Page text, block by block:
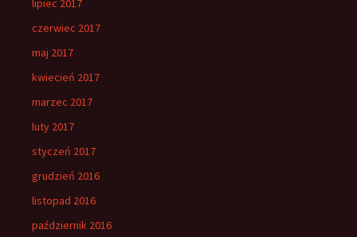
lipiec 2017
czerwiec 2017
maj 2017
kwiecień 2017
marzec 2017
luty 2017
styczeń 2017
grudzień 2016
listopad 2016
październik 2016